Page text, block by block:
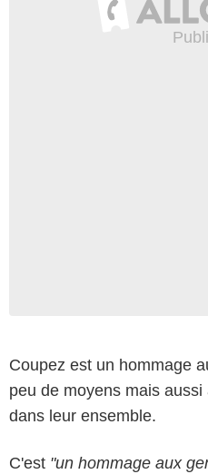
Coupez est un hommage
peu de moyens mais
dans leur ensemble.
C'est "un hommage aux